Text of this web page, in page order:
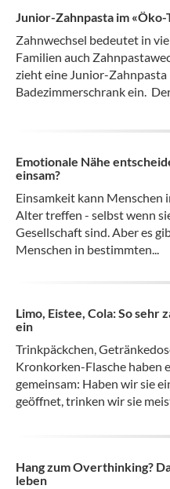
Junior-Zahnpasta im
Zahnwechsel bedeutet in
Familien auch
zieht eine Junior-Zahnpasta
Badezimmerschrank ein.
Emotionale Nähe
einsam?
Einsamkeit kann Menschen
Alter treffen - selbst wenn
Gesellschaft sind. Aber es
Menschen in bestimmten...
Limo, Eistee, Cola: So sehr
ein
Trinkpäckchen,
Kronkorken-Flasche haben
gemeinsam: Haben wir sie
geöffnet, trinken wir sie meist
Hang zum Overthinking?
leben